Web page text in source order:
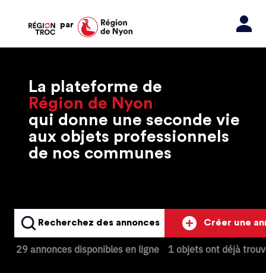
par
La plateforme de
Région de Nyon
qui donne une seconde vie
aux objets professionnels
de nos communes
Recherchez des annonces
29 annonces disponibles en ligne
Créer une
1 objets ont déjà